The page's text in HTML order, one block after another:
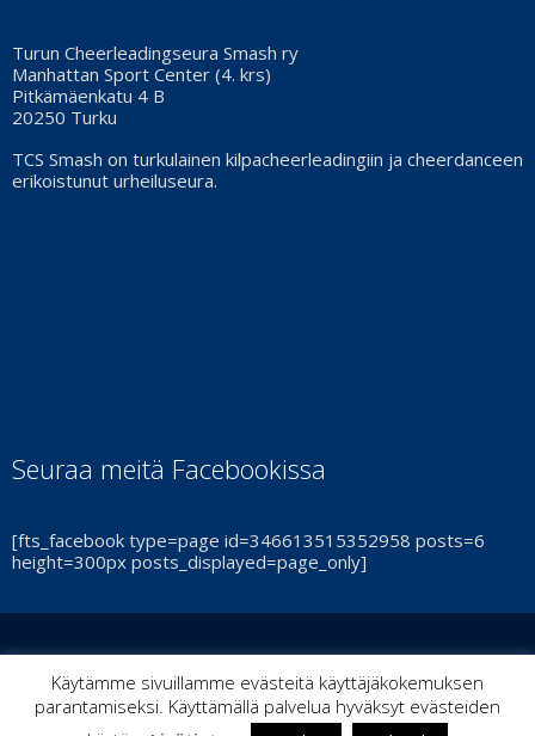
Turun Cheerleadingseura Smash ry
Manhattan Sport Center (4. krs)
Pitkämäenkatu 4 B
20250 Turku
TCS Smash on turkulainen kilpacheerleadingiin ja cheerdanceen
erikoistunut urheiluseura.
Seuraa meitä Facebookissa
[fts_facebook type=page id=346613515352958 posts=6
height=300px posts_displayed=page_only]
© Turun Cheerleadingseura Smash Ry 2021 | ByItPoint
Kaikki oikeudet pidätetään
Käytämme sivuillamme evästeitä käyttäjäkokemuksen
parantamiseksi. Käyttämällä palvelua hyväksyt evästeiden